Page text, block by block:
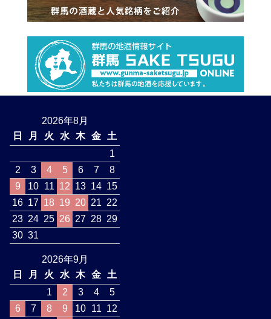
2026年8月
日
月 火 水 木 金
土
1
2
3 4 5 6 7
8
9
10 11 12 13 14 15
16 17 18 19 20 21 22
23 24 25 26 27 28 29
30 31
2026年9月
日
月 火 水 木 金
土
1
2 3 4
5
6
7 8 9 10 11 12